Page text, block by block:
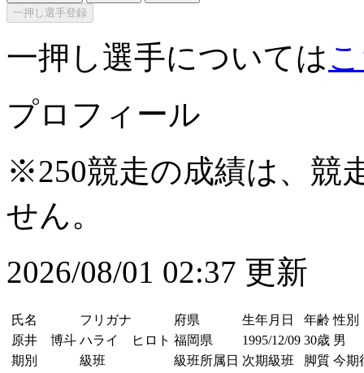
一押し選手登録
一押し選手については
プロフィール
※250競走の成績は、競
せん。
2026/08/01 02:37 更新
氏名 フリガナ 府県 生年月日 年齢 性別
原井 博斗 ハライ ヒロト 福岡県 1995/12/09 30歳 男
期別
級班 級班所属日 次期級班 脚質 今期